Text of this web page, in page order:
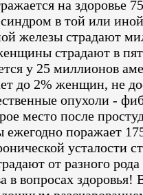
на здоровье
в той или
железы страдают
страдают в
у 25 миллионов
до 2% женщин, не
опухоли -
место после
ежегодно поражает
усталости
от разного
в вопросах здоровья!